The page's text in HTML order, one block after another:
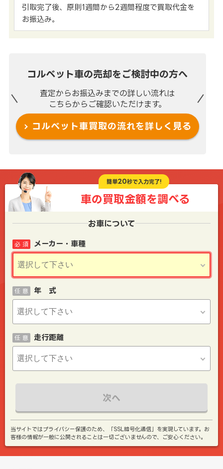
引取完了後、原則1週間から2週間程度で買取代金を
お振込み。
コルベット車の売却を ご検討中の方へ
査定からお振込みまでの詳しい流れは
こちらからご確認いただけます。
コルベット車買取の流れを詳しく見る
簡単20秒で入力完了!
車の買取金額を調べる
お車について
メーカー・車種
必 須
年 式
任 意
走行距離
任 意
次へ
当サイトではプライバシー保護のため、「SSL暗号化通信」を実現しています。お
客様の情報が一般に公開されることは一切ございませんので、ご安心ください。